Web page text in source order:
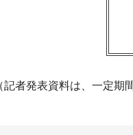
者発表資料は、一定期